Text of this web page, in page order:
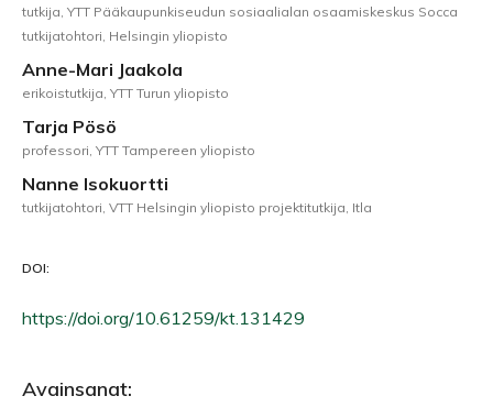
tutkija, YTT Pääkaupunkiseudun sosiaalialan osaamiskeskus Socca
tutkijatohtori, Helsingin yliopisto
Anne-Mari Jaakola
erikoistutkija, YTT Turun yliopisto
Tarja Pösö
professori, YTT Tampereen yliopisto
Nanne Isokuortti
tutkijatohtori, VTT Helsingin yliopisto projektitutkija, Itla
DOI:
https://doi.org/10.61259/kt.131429
Avainsanat: